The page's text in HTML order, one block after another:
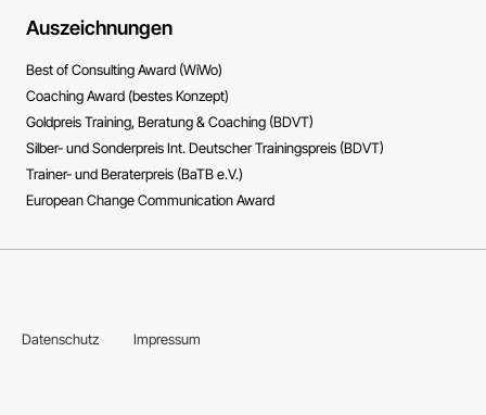
Auszeichnungen
Best of Consulting Award (WiWo)
Coaching Award (bestes Konzept)
Goldpreis Training, Beratung & Coaching (BDVT)
Silber- und Sonderpreis Int. Deutscher Trainingspreis (BDVT)
Trainer- und Beraterpreis (BaTB e.V.)
European Change Communication Award
Datenschutz Impressum